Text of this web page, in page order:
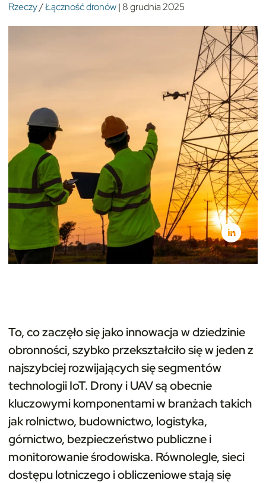
Rzeczy/Łączność dronów| 8 grudnia 2025
To, co zaczęło się jako innowacja w dziedzinie
obronności, szybko przekształciło się w jeden z
najszybciej rozwijających się segmentów
technologii IoT. Drony i UAV są obecnie
kluczowymi komponentami w branżach takich
jak rolnictwo, budownictwo, logistyka,
górnictwo, bezpieczeństwo publiczne i
monitorowanie środowiska. Równolegle, sieci
dostępu lotniczego i obliczeniowe stają się